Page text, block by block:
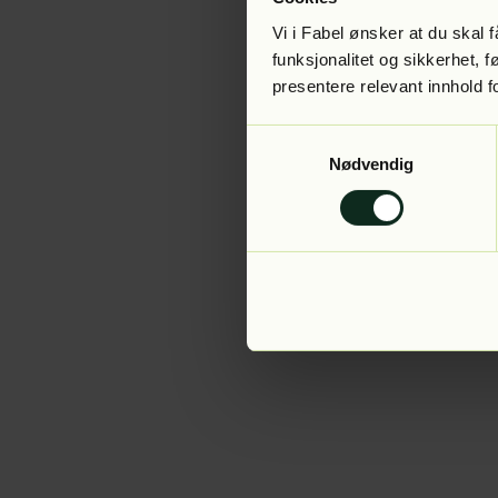
Vi i Fabel ønsker at du skal
funksjonalitet og sikkerhet,
presentere relevant innhold
Nødvendig
Application